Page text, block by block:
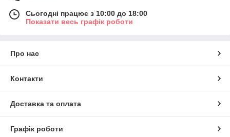
Сьогодні працює з 10:00 до 18:00
Показати весь графік роботи
Про нас
Контакти
Доставка та оплата
Графік роботи